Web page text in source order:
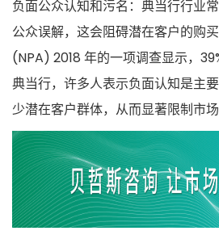
负面公众认知和污名：典当行行业
公众误解，这会阻碍潜在客户的购
(NPA) 2018 年的一项调查显示，
典当行，许多人表示负面认知是主
少潜在客户群体，从而显著限制市场